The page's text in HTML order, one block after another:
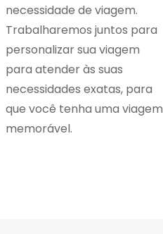
necessidade de viagem.
Trabalharemos juntos para
personalizar sua viagem
para atender às suas
necessidades exatas, para
que você tenha uma viagem
memorável.